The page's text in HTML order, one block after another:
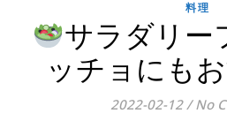
料理
サラダリー
ッチョにも
2022-02-12 / No